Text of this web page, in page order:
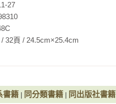
27
/ 32頁 / 24.5cm×25.4cm
書籍 同分類書籍 同出版社書籍